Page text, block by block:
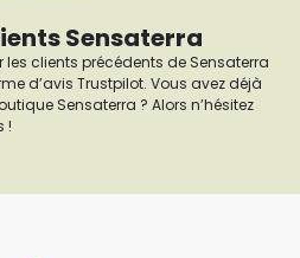
Sensaterra
clients précédents de Sensaterra
d’avis Trustpilot. Vous avez déjà
Sensaterra ? Alors n’hésitez
!